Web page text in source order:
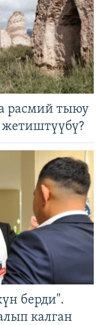
расмий тыюу
жетиштүүбү?
берди".
калган